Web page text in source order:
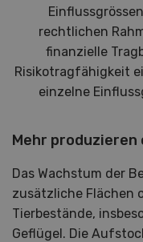
rechtlichen
finanzielle
Risikotragfähigkeit
einzelne
Mehr
Das Wachstum der
zusätzliche Flächen
Tierbestände,
Geflügel. Die